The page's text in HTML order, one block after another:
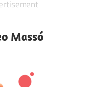
Massó